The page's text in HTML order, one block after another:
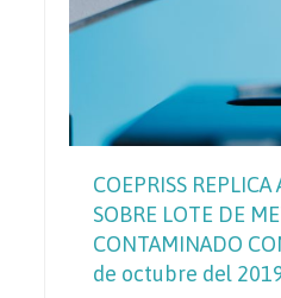
COEPRISS REPLICA
SOBRE LOTE DE
CONTAMINADO
de octubre del